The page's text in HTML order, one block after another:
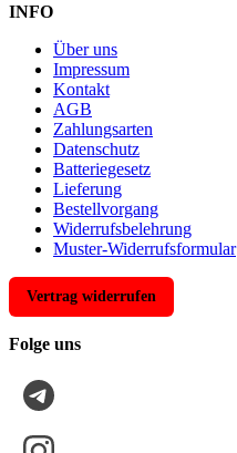
INFO
Über uns
Impressum
Kontakt
AGB
Zahlungsarten
Datenschutz
Batteriegesetz
Lieferung
Bestellvorgang
Widerrufsbelehrung
Muster-Widerrufsformular
Vertrag widerrufen
Folge uns